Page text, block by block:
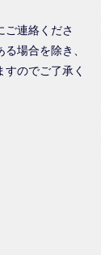
ご連絡くださ
場合を除き、
のでご了承く